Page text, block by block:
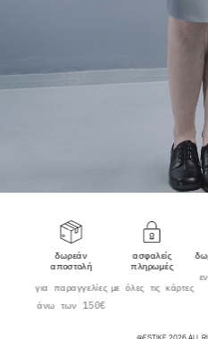
δωρεάν
αποστολή
για παραγγελίες
άνω των 150€
ασφαλείς
πληρωμές
με όλες τις κάρτες
@ESTIKE 2026 ALL